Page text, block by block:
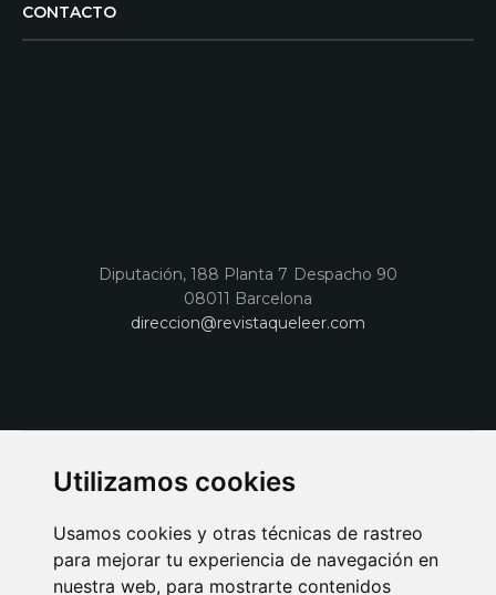
Utilizamos cookies
Usamos cookies y otras técnicas de rastreo
para mejorar tu experiencia de navegación en
nuestra web, para mostrarte contenidos
CONTACTO
Diputación, 188 Planta 7 Despacho 90
08011 Barcelona
direccion@revistaqueleer.com